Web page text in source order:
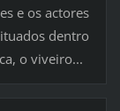
e os actores
dentro
o viveiro...